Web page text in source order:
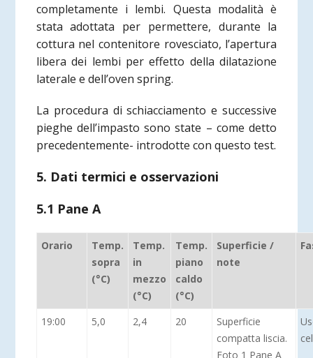
completamente i lembi. Questa modalità è
stata adottata per permettere, durante la
cottura nel contenitore rovesciato, l’apertura
libera dei lembi per effetto della dilatazione
laterale e dell’oven spring.
La procedura di schiacciamento e successive
pieghe dell’impasto sono state – come detto
precedentemente- introdotte con questo test.
5. Dati termici e osservazioni
5.1 Pane A
Orario
Temp.
sopra
(°C)
Temp.
in
mezzo
(°C)
Temp.
piano
caldo
(°C)
Superficie /
note
19:00 5,0 2,4 20
Superficie
compatta liscia.
Foto 1 Pane A